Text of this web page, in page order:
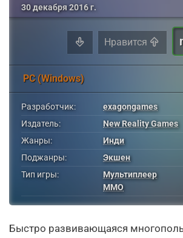
30 декабря 2016 г.
Нравится
PC (Windows)
Разработчик:
exagongames
Издатель:
New Reality Games
Жанры:
Инди
Поджанры:
Экшен
Тип игры:
Мультиплеер
MMO
Быстро развивающаяся